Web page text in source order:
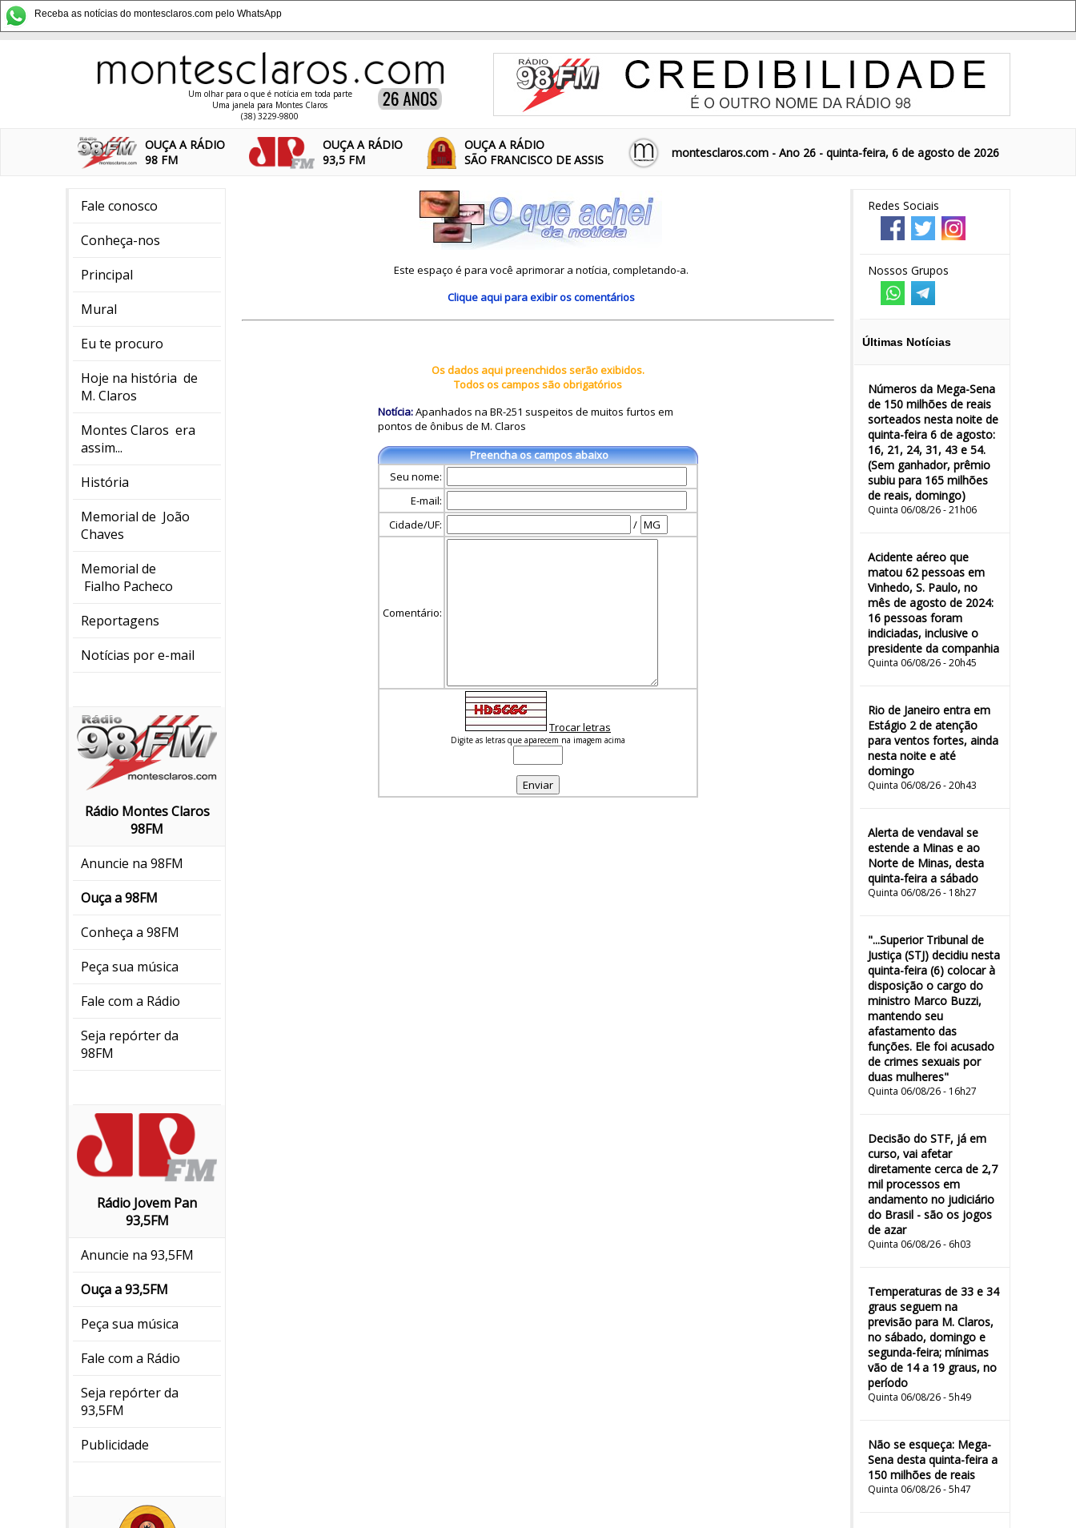
Receba as notícias do montesclaros.com pelo WhatsApp
Um olhar para o que é notícia em toda parte
Uma janela para Montes Claros
(38) 3229-9800
OUÇA A RÁDIO
98 FM
OUÇA A RÁDIO
93,5 FM
OUÇA A RÁDIO
SÃO FRANCISCO DE ASSIS
montesclaros.com - Ano 26 - quinta-feira, 6 de agosto de 2026
Fale conosco
Conheça-nos
Principal
Mural
Eu te procuro
Hoje na história de
M. Claros
Montes Claros era
assim...
História
Memorial de João
Chaves
Memorial de
Fialho Pacheco
Reportagens
Notícias por e-mail
Rádio Montes Claros
98FM
Anuncie na 98FM
Ouça a 98FM
Conheça a 98FM
Peça sua música
Fale com a Rádio
Seja repórter da
98FM
Rádio Jovem Pan
93,5FM
Anuncie na 93,5FM
Ouça a 93,5FM
Peça sua música
Fale com a Rádio
Seja repórter da
93,5FM
Publicidade
Redes Sociais
Nossos Grupos
Últimas Notícias
Números da Mega-Sena
de 150 milhões de reais
sorteados nesta noite de
quinta-feira 6 de agosto:
16, 21, 24, 31, 43 e 54.
(Sem ganhador, prêmio
subiu para 165 milhões
de reais, domingo)
Quinta 06/08/26 - 21h06
Acidente aéreo que
matou 62 pessoas em
Vinhedo, S. Paulo, no
mês de agosto de 2024:
16 pessoas foram
indiciadas, inclusive o
presidente da companhia
Quinta 06/08/26 - 20h45
Rio de Janeiro entra em
Estágio 2 de atenção
para ventos fortes, ainda
nesta noite e até
domingo
Quinta 06/08/26 - 20h43
Alerta de vendaval se
estende a Minas e ao
Norte de Minas, desta
quinta-feira a sábado
Quinta 06/08/26 - 18h27
"...Superior Tribunal de
Justiça (STJ) decidiu nesta
quinta-feira (6) colocar à
disposição o cargo do
ministro Marco Buzzi,
mantendo seu
afastamento das
funções. Ele foi acusado
de crimes sexuais por
duas mulheres"
Quinta 06/08/26 - 16h27
Decisão do STF, já em
curso, vai afetar
diretamente cerca de 2,7
mil processos em
andamento no judiciário
do Brasil - são os jogos
de azar
Quinta 06/08/26 - 6h03
Temperaturas de 33 e 34
graus seguem na
previsão para M. Claros,
no sábado, domingo e
segunda-feira; mínimas
vão de 14 a 19 graus, no
período
Quinta 06/08/26 - 5h49
Não se esqueça: Mega-
Sena desta quinta-feira a
150 milhões de reais
Quinta 06/08/26 - 5h47
Este espaço é para você aprimorar a notícia, completando-a.
Clique aquipara exibir os comentários
Os dados aqui preenchidos serão exibidos.
Todos os campos são obrigatórios
Notícia:Apanhados na BR-251 suspeitos de muitos furtos em
pontos de ônibus de M. Claros
Preencha os campos abaixo
Seu nome:
E-mail:
Cidade/UF:
/
Comentário:
Trocar letras
Digite as letras que aparecem na imagem acima